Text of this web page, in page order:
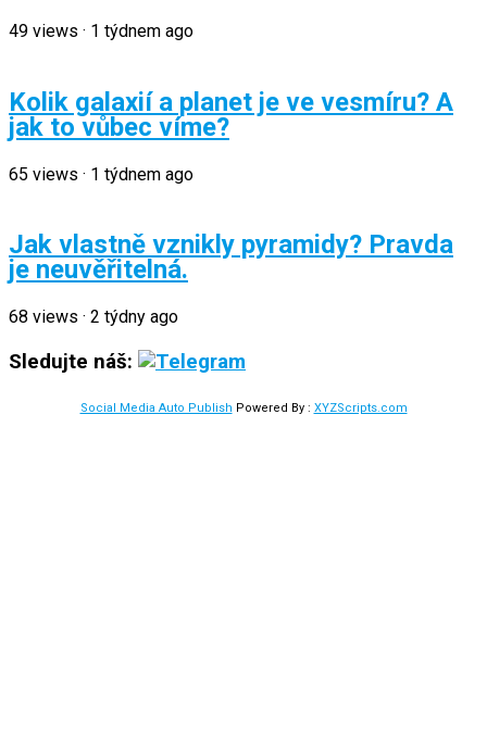
49 views · 1 týdnem ago
Kolik galaxií a planet je ve vesmíru? A
jak to vůbec víme?
65 views · 1 týdnem ago
Jak vlastně vznikly pyramidy? Pravda
je neuvěřitelná.
68 views · 2 týdny ago
Sledujte náš:
Social Media Auto Publish Powered By : XYZScripts.com